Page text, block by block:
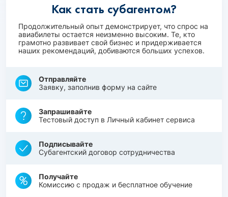
Как стать субагентом?
Продолжительный опыт демонстрирует, что спрос на
авиабилеты остается неизменно высоким. Те, кто
грамотно развивает свой бизнес и придерживается
наших рекомендаций, добиваются больших успехов.
Отправляйте
Заявку, заполнив форму на сайте
Запрашивайте
Тестовый доступ в Личный кабинет сервиса
Подписывайте
Субагентский договор сотрудничества
Получайте
Комиссию с продаж и бесплатное обучение